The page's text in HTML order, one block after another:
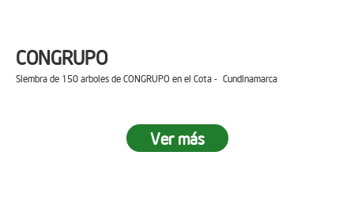
CONGRUPO
Siembra de 150 arboles de CONGRUPO en el Cota - Cundinamarca
Ver más